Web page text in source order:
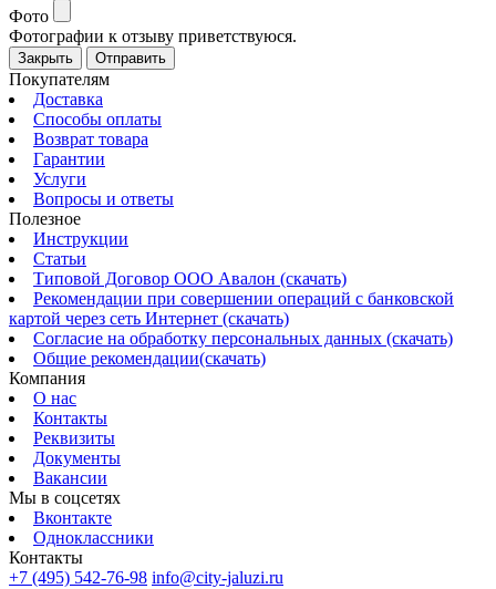
Фото
Фотографии к отзыву приветствуюся.
Закрыть Отправить
Покупателям
Доставка
Способы оплаты
Возврат товара
Гарантии
Услуги
Вопросы и ответы
Полезное
Инструкции
Статьи
Типовой Договор ООО Авалон (скачать)
Рекомендации при совершении операций с банковской
картой через сеть Интернет (скачать)
Согласие на обработку персональных данных (скачать)
Общие рекомендации(скачать)
Компания
О нас
Контакты
Реквизиты
Документы
Вакансии
Мы в соцсетях
Вконтакте
Одноклассники
Контакты
+7 (495) 542-76-98 info@city-jaluzi.ru